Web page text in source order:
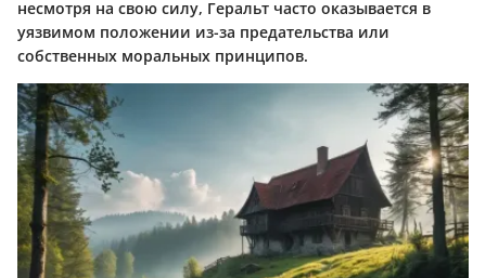
несмотря на свою силу, Геральт часто оказывается в
уязвимом положении из-за предательства или
собственных моральных принципов.